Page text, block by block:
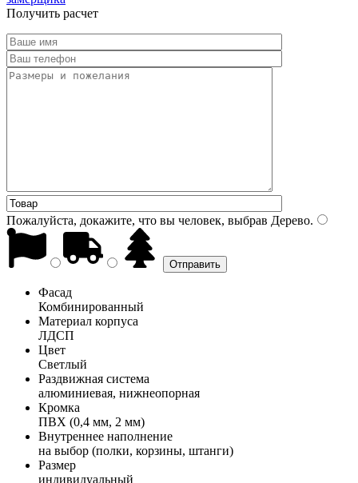
Получить расчет
Пожалуйста, докажите, что вы человек, выбрав Дерево.
Фасад
Комбинированный
Материал корпуса
ЛДСП
Цвет
Светлый
Раздвижная система
алюминиевая, нижнеопорная
Кромка
ПВХ (0,4 мм, 2 мм)
Внутреннее наполнение
на выбор (полки, корзины, штанги)
Размер
индивидуальный